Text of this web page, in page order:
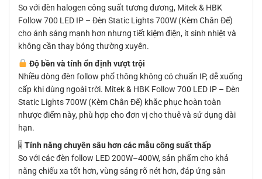
So với đèn halogen công suất tương đương, Mitek & HBK
Follow 700 LED IP – Đèn Static Lights 700W (Kèm Chân Đế)
cho ánh sáng mạnh hơn nhưng tiết kiệm điện, ít sinh nhiệt và
không cần thay bóng thường xuyên.
Độ bền và tính ổn định vượt trội
Nhiều dòng đèn follow phổ thông không có chuẩn IP, dễ xuống
cấp khi dùng ngoài trời. Mitek & HBK Follow 700 LED IP – Đèn
Static Lights 700W (Kèm Chân Đế) khắc phục hoàn toàn
nhược điểm này, phù hợp cho đơn vị cho thuê và sử dụng dài
hạn.
🎚 Tính năng chuyên sâu hơn các mẫu công suất thấp
So với các đèn follow LED 200W–400W, sản phẩm cho khả
năng chiếu xa tốt hơn, vùng sáng rõ nét hơn, đáp ứng sân